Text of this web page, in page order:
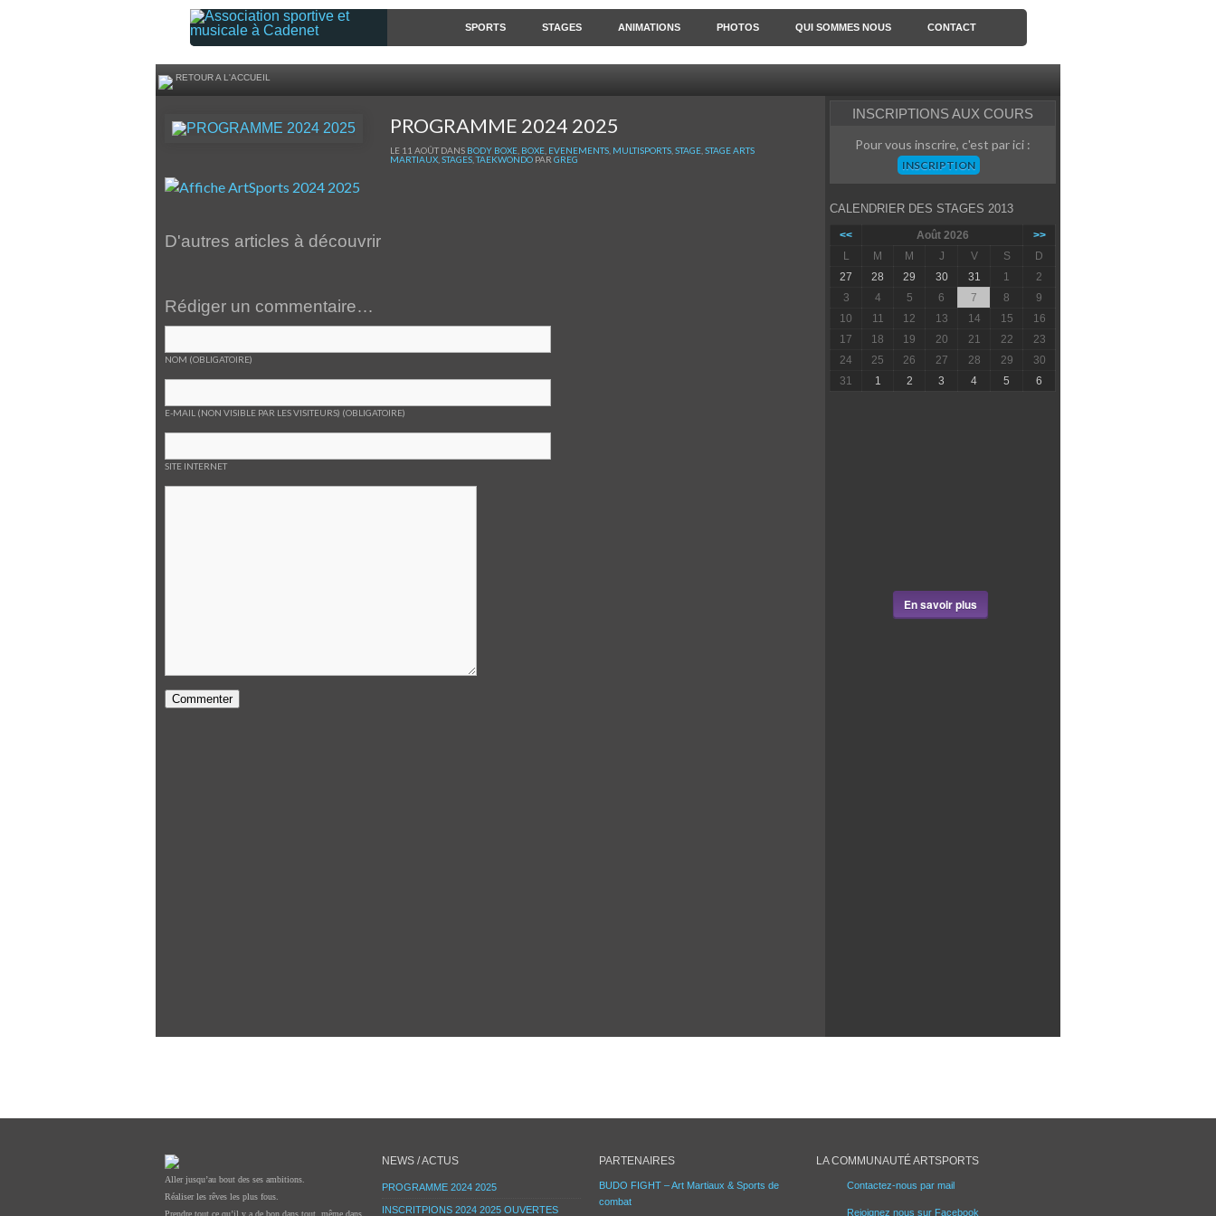
SPORTS STAGES ANIMATIONS PHOTOS QUI SOMMES NOUS CONTACT
RETOUR A L'ACCUEIL
PROGRAMME 2024 2025
LE 11 AOÛT DANS BODY BOXE BOXE EVENEMENTS MULTISPORTS STAGE STAGE ARTS
MARTIAUX STAGES ,TAEKWONDO PAR GREG
D'autres articles à découvrir
Rédiger un commentaire…
NOM (OBLIGATOIRE)
E-MAIL (NON VISIBLE PAR LES VISITEURS) (OBLIGATOIRE)
SITE INTERNET
INSCRIPTIONS AUX COURS
Pour vous inscrire, c'est par ici :
INSCRIPTION
CALENDRIER DES STAGES 2013
<< Août 2026
>>
L
M M J V S
D
27
28 29 30 31 1
2
3
4 5 6 7 8
9
10
11 12 13 14 15
16
17
18 19 20 21 22
23
24
25 26 27 28 29
30
31
1 2 3 4 5 6
En savoir plus
Aller jusqu’au bout des ses ambitions.
Réaliser les rêves les plus fous.
Prendre tout ce qu’il y a de bon dans tout, même dans
NEWS / ACTUS
PROGRAMME 2024 2025
INSCRITPIONS 2024 2025 OUVERTES
PARTENAIRES
BUDO FIGHT – Art Martiaux & Sports de
combat
LA COMMUNAUTÉ ARTSPORTS
Contactez-nous par mail
Rejoignez nous sur Facebook